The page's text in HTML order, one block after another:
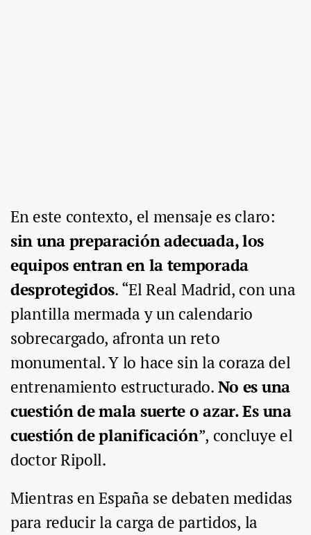
En este contexto, el mensaje es claro:
sin una preparación adecuada, los
equipos entran en la temporada
desprotegidos. “El Real Madrid, con una
plantilla mermada y un calendario
sobrecargado, afronta un reto
monumental. Y lo hace sin la coraza del
entrenamiento estructurado.No es una
cuestión de mala suerte o azar. Es una
cuestión de planificación”, concluye el
doctor Ripoll.
Mientras en España se debaten medidas
para reducir la carga de partidos, la